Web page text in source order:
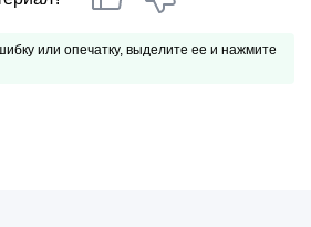
или опечатку, выделите ее и нажмите